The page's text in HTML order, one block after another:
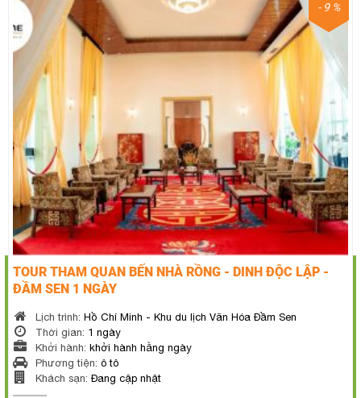
- 9 %
TOUR THAM QUAN BẾN NHÀ RỒNG - DINH ĐỘC LẬP -
ĐẦM SEN 1 NGÀY
Lịch trình: Hồ Chí Minh - Khu du lịch Văn Hóa Đầm Sen
Thời gian: 1 ngày
Khởi hành: khởi hành hằng ngày
Phương tiện: ô tô
Khách sạn: Đang cập nhật